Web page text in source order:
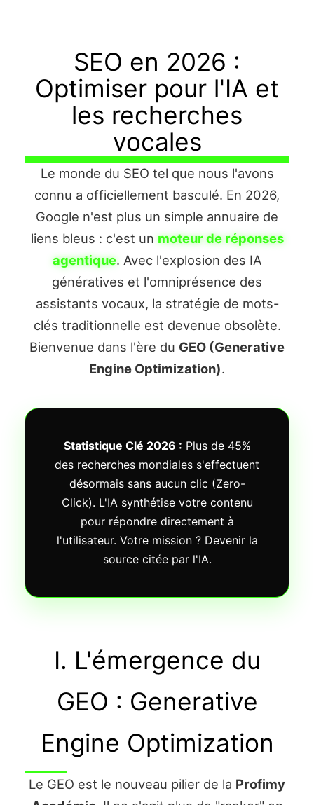
SEO en 2026 :
Optimiser pour l'IA et
les recherches
vocales
Le monde du SEO tel que nous l'avons
connu a officiellement basculé. En 2026,
Google n'est plus un simple annuaire de
liens bleus : c'est un moteur de réponses
agentique. Avec l'explosion des IA
génératives et l'omniprésence des
assistants vocaux, la stratégie de mots-
clés traditionnelle est devenue obsolète.
Bienvenue dans l'ère du GEO (Generative
Engine Optimization).
Statistique Clé 2026 : Plus de 45%
des recherches mondiales s'effectuent
désormais sans aucun clic (Zero-
Click). L'IA synthétise votre contenu
pour répondre directement à
l'utilisateur. Votre mission ? Devenir la
source citée par l'IA.
I. L'émergence du
GEO : Generative
Engine Optimization
Le GEO est le nouveau pilier de la Profimy